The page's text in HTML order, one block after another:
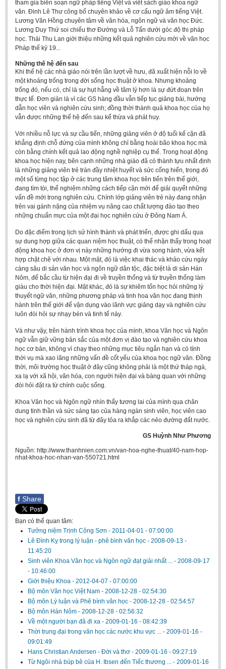
tham gia biên soạn ngữ pháp tiếng Việt và viết sách giáo khoa ngữ
văn. Đinh Lê Thư công bố chuyên khảo về cơ cấu ngữ âm tiếng Việt.
Lương Văn Hồng chuyên tâm về văn hóa, ngôn ngữ và văn học Đức.
Lương Duy Thứ soi chiếu thơ Đường và Lỗ Tấn dưới góc độ thi pháp
học. Thái Thu Lan giới thiệu những kết quả nghiên cứu mới về văn học
Pháp thế kỷ 19...
Những thế hệ đến sau
Khi thế hệ các nhà giáo nói trên lần lượt về hưu, đã xuất hiện nỗi lo về
một khoảng trống trong đời sống học thuật ở khoa. Nhưng khoảng
trống đó, nếu có, chỉ là sự hụt hẫng về tâm lý hơn là sự đứt đoạn trên
thực tế. Đơn giản là vì các GS hàng đầu vẫn tiếp tục giảng bài, hướng
dẫn học viên và nghiên cứu sinh; đồng thời thành quả khoa học của họ
vẫn được những thế hệ đến sau kế thừa và phát huy.
Với nhiều nỗ lực và sự cầu tiến, những giảng viên ở độ tuổi kế cận đã
khẳng định chỗ đứng của mình không chỉ bằng hoài bão khoa học mà
còn bằng chính kết quả lao động nghề nghiệp cụ thể. Trong hoạt động
khoa học hiện nay, bên cạnh những nhà giáo đã có thành tựu nhất định
là những giảng viên trẻ tràn đầy nhiệt huyết và sức cống hiến, trong đó
một số từng học tập ở các trung tâm khoa học tiên tiến trên thế giới,
đang tìm tòi, thể nghiệm những cách tiếp cận mới để giải quyết những
vấn đề mới trong nghiên cứu. Chính lớp giảng viên trẻ này đang nhận
trên vai gánh nặng của nhiệm vụ nâng cao chất lượng đào tạo theo
những chuẩn mực của một đại học nghiên cứu ở Đông Nam Á.
Do đặc điểm trong lịch sử hình thành và phát triển, được ghi dấu qua
sự dung hợp giữa các quan niệm học thuật, có thể nhận thấy trong hoạt
động khoa học ở đơn vị này những hướng đi vừa song hành, vừa kết
hợp chặt chẽ với nhau. Một mặt, đó là việc khai thác và khảo cứu ngày
càng sâu di sản văn học và ngôn ngữ dân tộc, đặc biệt là di sản Hán
Nôm, để bắc cầu từ hiện đại đi về truyền thống và từ truyền thống làm
giàu cho thời hiện đại. Mặt khác, đó là sự khiêm tốn học hỏi những lý
thuyết ngữ văn, những phương pháp và tinh hoa văn học đang thịnh
hành trên thế giới để vận dụng vào lãnh vực giảng dạy và nghiên cứu
luôn đòi hỏi sự nhạy bén và tinh tế này.
Và như vậy, trên hành trình khoa học của mình, khoa Văn học và Ngôn
ngữ vẫn giữ vững bản sắc của một đơn vị đào tạo và nghiên cứu khoa
học cơ bản, không vì chạy theo những mục tiêu ngắn hạn và có tính
thời vụ mà xao lãng những vấn đề cốt yếu của khoa học ngữ văn. Đồng
thời, môi trường học thuật ở đây cũng không phải là một thứ tháp ngà,
xa lạ với xã hội, văn hóa, con người hiện đại và bàng quan với những
đòi hỏi đặt ra từ chính cuộc sống.
Khoa Văn học và Ngôn ngữ nhìn thấy tương lai của mình qua chân
dung tinh thần và sức sáng tạo của hàng ngàn sinh viên, học viên cao
học và nghiên cứu sinh đã từ đây tỏa ra khắp các nẻo đường đất nước.
GS Huỳnh Như Phương
Nguồn: http://www.thanhnien.com.vn/van-hoa-nghe-thuat/40-nam-hop-
nhat-khoa-hoc-nhan-van-550721.html
f Share
Bạn có thể quan tâm:
Tưởng niệm Trịnh Công Sơn - 2011-04-01 - 07:00:00
Lê Đình Kỵ trong lý luận - phê bình văn học - 2008-09-13 -
11:45:20
Sinh viên Khoa Văn học và Ngôn ngữ đạt giải nhất ... - 2008-09-17
- 10:46:00
Giới thiệu Khoa - 2012-04-07 - 07:00:00
Bộ môn Văn học Việt Nam - 2008-12-28 - 02:54:30
Bộ môn Lý luận và Phê bình văn học - 2008-12-28 - 02:54:57
Bộ môn Hán Nôm - 2008-12-28 - 02:56:32
Về một người bạn đã đi xa - 2009-01-16 - 08:42:39
Thời trung đại trong văn học các nước khu vực ... - 2009-01-16 -
09:01:49
Hans Christian Andersen - Đời và thơ - 2009-01-16 - 09:27:19
Từ Ngôi nhà búp bê của H. Ibsen đến Tiếc thương ... - 2009-01-16